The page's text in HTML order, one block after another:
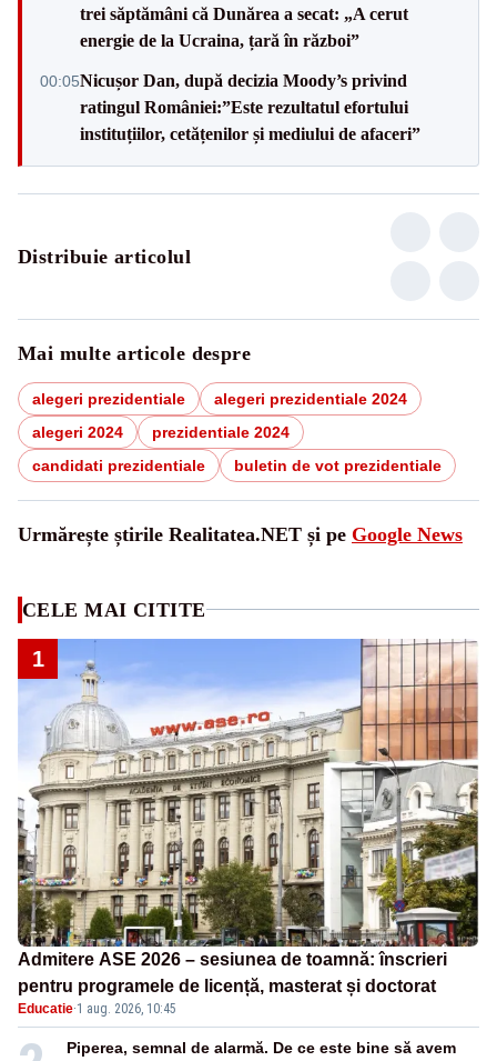
trei săptămâni că Dunărea a secat: „A cerut
energie de la Ucraina, țară în război”
00:05Nicușor Dan, după decizia Moody’s privind
ratingul României:”Este rezultatul efortului
instituțiilor, cetățenilor și mediului de afaceri”
Distribuie articolul
Mai multe articole despre
alegeri prezidentiale
alegeri prezidentiale 2024
alegeri 2024
prezidentiale 2024
candidati prezidentiale
buletin de vot prezidentiale
Urmărește știrile Realitatea.NET și pe Google News
CELE MAI CITITE
1
Admitere ASE 2026 – sesiunea de toamnă: înscrieri
pentru programele de licență, masterat și doctorat
Educatie·1 aug. 2026, 10:45
Piperea, semnal de alarmă. De ce este bine să avem